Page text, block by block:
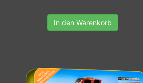
In den Warenkorb